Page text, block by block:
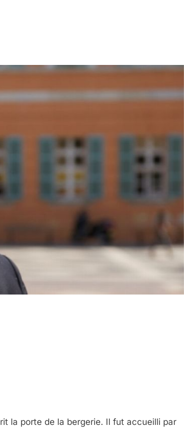
la porte de la bergerie. Il fut accueilli par